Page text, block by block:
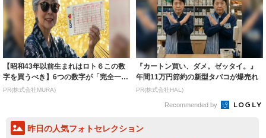
【昭和43年以前生まれはロト６この数
字を買うべき】6つの数字が「完全一
致」する方...
PR(株式会社MURA)
『カートン買い、ダメ。ゼッタイ。』
年間11万円節約の新型タバコが爆売れ
PR(株式会社HAL)
Recommended by
昨日の人気フォトセレクション